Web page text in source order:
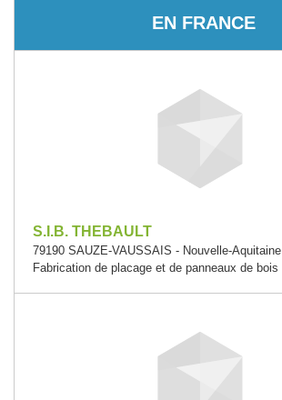
EN FRANCE
S.I.B. THEBAULT
79190 SAUZE-VAUSSAIS - Nouvelle-Aquitaine
Fabrication de placage et de panneaux de bois